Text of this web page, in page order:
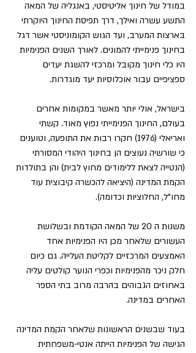
במודל של חינוך אליטיסטי, באנגליה של המאה
התשע עשרה ואילך, דרך תפיסת החינוך היוקרתי
בארצות המערב, ועד הגוש הקומוניסטי אשר דגל
בחינוך פנימייתי להמונים. לאורך השנים הפנימיות
היו כלי חינוך מקובל ומרכזי להשגת יעדים
ספציפיים עבור אוכלוסיות יעד מוגדרות.
בישראל, אולי יותר מאשר במקומות אחרים
בעולם, החינוך הפנימייתי נפוץ מאוד. קשתי
ואריאלי (1976) חקרו רבות את התופעה, וטוענים
כי שורשיה נעוצים הן בחינוך היהודי המסורתי
(הנטייה לצאת ללימודים מחוץ לבית) והן בתולדות
הקמת המדינה (היציאה להכשרה קיבוצית עוד
מחו"ל, החלוציות וכדומה).
משנות ה 20 של המאה הקודמת ובשלושת
העשורים שלאחר מכן היו הפנימיות אחד
האמצעים המרכזיים לקליטת העלייה. גם כיום
חלק ניכר מהפנימיות וכפרי הנוער קולטים עליה
באחוזים הגבוהים בהרבה מרוב בתי הספר
האחרים במדינה.
בעוד שבשנים הראשונות שלאחר הקמת המדינה
הגישה של הפנימיות הייתה אנטי-משפחתית